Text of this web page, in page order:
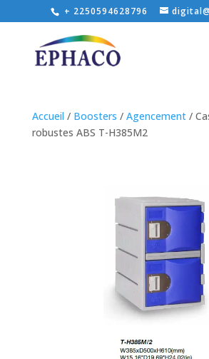
+ 2250594628796
Accueil / Boosters / Agencement/
robustes ABS T-H385M2